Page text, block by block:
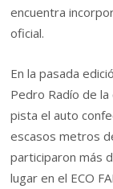
encuentra
oficial.
En la pasada
Pedro Radío de
pista el auto
escasos metros
participaron más
lugar en el ECO